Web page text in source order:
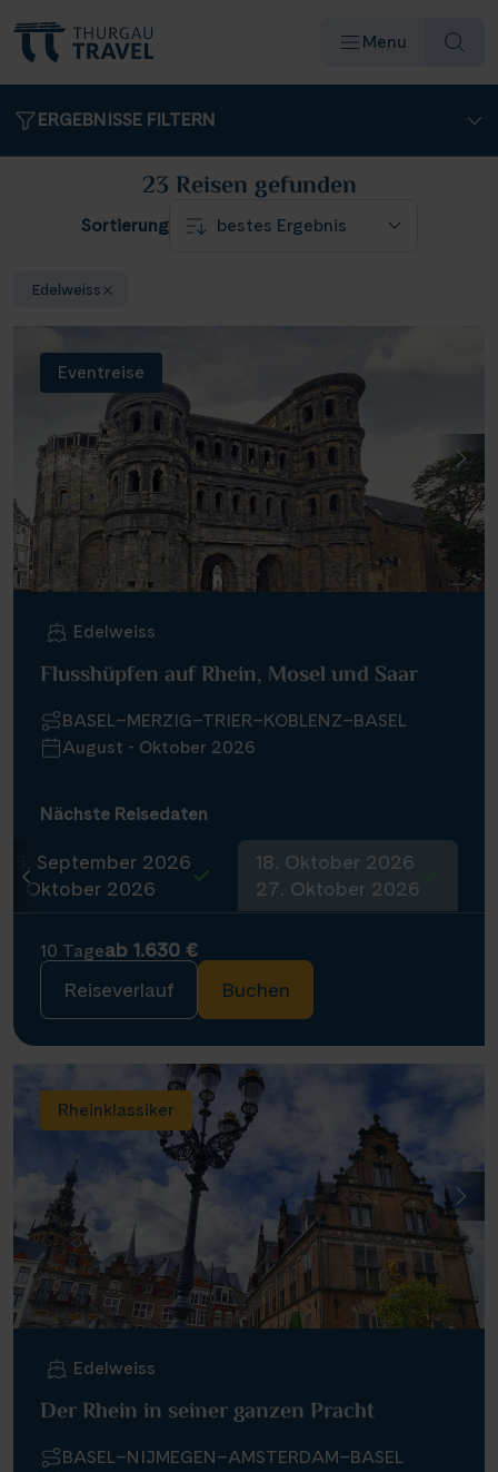
Menu
Reiseziele & Flüsse
Reisearten
Angebote
Infos
Reisekalender
Reisekataloge
Kundenlogin
ERGEBNISSE FILTERN
23 Reisen gefunden
Sortierung
Edelweiss
Eventreise
Edelweiss
Flusshüpfen auf Rhein, Mosel und Saar
BASEL–MERZIG–TRIER–KOBLENZ–BASEL
August - Oktober 2026
Nächste Reisedaten
25. September 2026
4. Oktober 2026
18. Oktober 2026
27. Oktober 2026
10 Tageab 1.630 €
Reiseverlauf
Buchen
Rheinklassiker
Edelweiss
Der Rhein in seiner ganzen Pracht
BASEL–NIJMEGEN–AMSTERDAM–BASEL